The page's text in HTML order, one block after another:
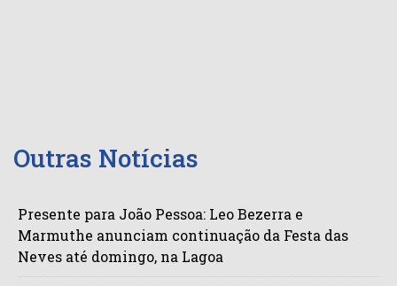
Outras Notícias
Presente para João Pessoa: Leo Bezerra e
Marmuthe anunciam continuação da Festa das
Neves até domingo, na Lagoa